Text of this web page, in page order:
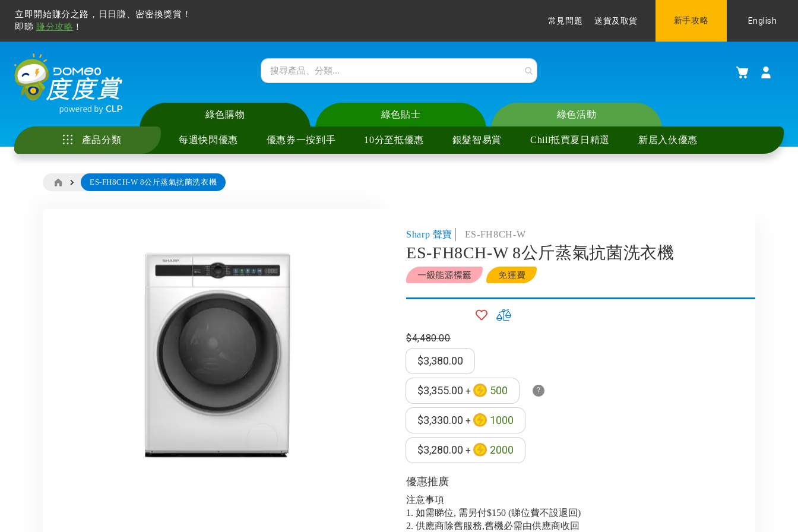
常見問題 送貨及取貨 新手攻略 LanguageEnglish
購物車
綠色購物
產品分類
家庭電器 中央儲水式電熱水爐
分體式冷氣機
風扇及冷風機
前置式洗衣機
空氣清新機
抽濕機
暖風機及電暖氈
浴室寶
座檯式電磁爐 / 電陶爐
雪櫃
電飯煲
焗爐及微波爐
攪拌機及食物處理器
電熱水壺
咖啡機
洗碗碟機及碗碟消毒機
智能手機及配件
電視
廚具
廚櫃組合
美容儀
身體保健
按摩器
消毒及衛生產品
冷氣清洗服務
每週快閃優惠 優惠券一按到手 10分至抵優惠 銀髮智易賞 Chill抵買夏日精選 新居入伙優惠
綠色貼士 綠色活動
ES-FH8CH-W 8公斤蒸氣抗菌洗衣機
Sharp 聲寶 ES-FH8CH-W
ES-FH8CH-W 8公斤蒸氣抗菌洗衣機
加
單
加
$4,480.00
優惠推廣
注意事項
1. 如需睇位, 需另付$150 (睇位費不設退回)
2. 供應商除舊服務,舊機必需由供應商收回
$3,380.00
$3,355.00 + 500
$3,330.00 + 1000
$3,280.00 + 2000